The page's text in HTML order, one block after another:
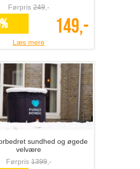
Førpris249,-
149,-
Læs mere
sundhed og øgede
velvære
Førpris1399,-